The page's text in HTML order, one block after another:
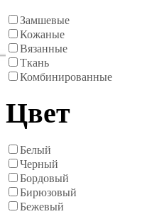
Замшевые
Кожаные
Вязанные
Ткань
Комбинированные
Цвет
Белый
Черный
Бордовый
Бирюзовый
Бежевый